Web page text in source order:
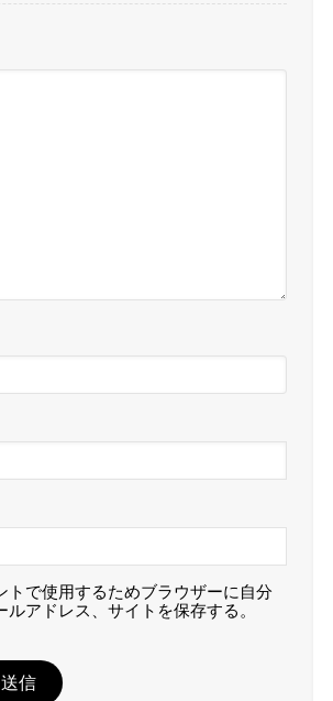
トで使用するためブラウザーに自分
ルアドレス、サイトを保存する。